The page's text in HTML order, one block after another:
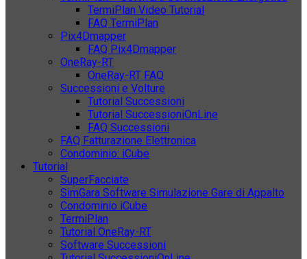
TermiPlan Video Tutorial
FAQ TermiPlan
Pix4Dmapper
FAQ Pix4Dmapper
OneRay-RT
OneRay-RT FAQ
Successioni e Volture
Tutorial Successioni
Tutorial SuccessioniOnLine
FAQ Successioni
FAQ Fatturazione Elettronica
Condominio: iCube
Tutorial
SuperFacciate
SimGara Software Simulazione Gare di Appalto
Condominio iCube
TermiPlan
Tutorial OneRay-RT
Software Successioni